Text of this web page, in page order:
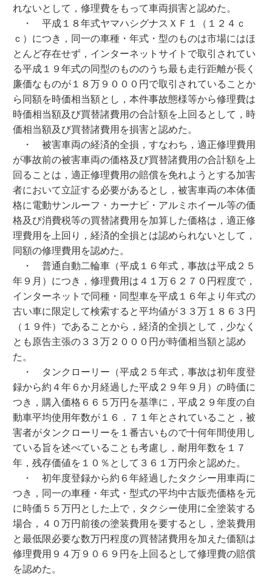
れないとして，修理費をもって車両損害と認めた。
・ 平成１８年式ヤマハシグナスＸＦ１（１２４ｃ
ｃ）につき，同一の車種・年式・型のものは市場にはほ
とんど存在せず，インターネットサイトで取引されてい
る平成１９年式の同型のもののうち最も走行距離が長く
廉価なものが１８万９０００円で取引されていることか
ら同額を時価相当額とし，本件事故態様等から修理費は
時価相当額及び買替諸費用の合計額を上回るとして，時
価相当額及び買替諸費用を損害と認めた。
・ 被害車両の経済的全損，すなわち，適正修理費用
が事故前の被害車両の価格及び買替諸費用の合計額を上
回ることは，適正修理費用の賠償を免れようとする加害
者において立証する必要があるとし，被害車両の本体価
格に電動サンルーフ・カーナビ・アルミホイール等の価
格及び消費税等の買替諸費用を加算した価格は，適正修
理費用を上回り，経済的全損とは認められないとして，
同額の修理費用を認めた。
・ 普通自動二輪車（平成１６年式，事故は平成２５
年９月）につき，修理費用は４１万６２７０円程度で，
インターネットで同種・同型車を平成１６年より年式の
古い車に限定して検索すると平均値が３３万１８６３円
（１９件）であることから，経済的全損として，少なく
とも原告主張の３３万２０００円が時価相当額と認め
た。
・ タンクローリー（平成２５年式，事故は初年度登
録から約４年６か月経過した平成２９年９月）の時価に
つき，購入価格６６５万円を基準に，平成２９年度の自
動車平均使用年数が１６．７１年とされていること，被
害者がタンクローリーを１番古いもので十何年間使用し
ている旨を述べていることも考慮し，耐用年数を１７
年，残存価値を１０％として３６１万円余と認めた。
・ 初年度登録から約６年経過したタクシー用車両に
つき，同一の車種・年式・型式の平均中古販売価格を元
に時価５５万円とした上で，タクシー使用に全塗装する
場合，４０万円前後の塗装費用を要するとし，塗装費用
と最低限必要な数万円程度の買替諸費用を加えた価額は
修理費用９４万９０６９円を上回るとして修理費の賠償
を認めた。